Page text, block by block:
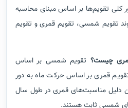
کلی تقویم‌ها بر اساس مبنای محاسبه
تقویم شمسی، تقویم قمری و تقویم
تقویم شمسی بر اساس
قمری بر اساس حرکت ماه به دور
دلیل مناسبت‌های قمری در طول سال
شمسی ثابت هستند.